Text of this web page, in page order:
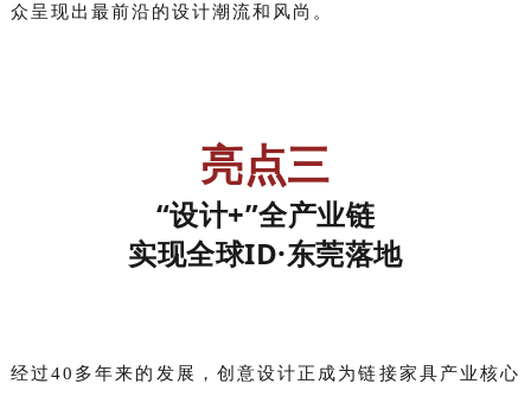
众呈现出最前沿的设计潮流和风尚。
亮点三
“设计+”全产业链
实现全球ID·东莞落地
经过40多年来的发展，创意设计正成为链接家具产业核心